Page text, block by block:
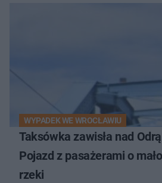
WYPADEK WE WROCŁAWIU
Taksówka zawisła nad
Pojazd z pasażerami o
rzeki